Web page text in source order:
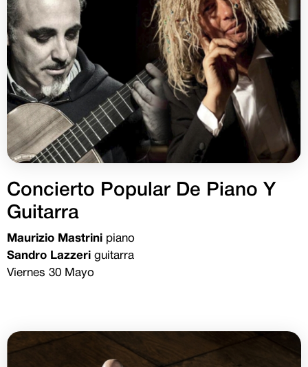
Concierto Popular De Piano Y
Guitarra
Maurizio Mastrini piano
Sandro Lazzeri guitarra
Viernes 30 Mayo